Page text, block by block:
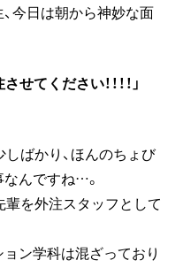
今日は朝から神妙な面
てください！！！！」
しばかり、ほんのちょび
んですね…。
輩を外注スタッフとして
ン学科は混ざっており